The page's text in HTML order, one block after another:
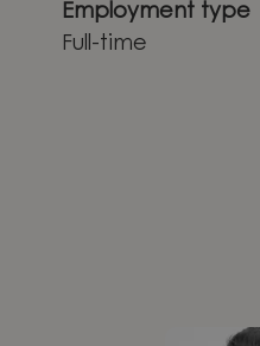
Employment type
Full-time